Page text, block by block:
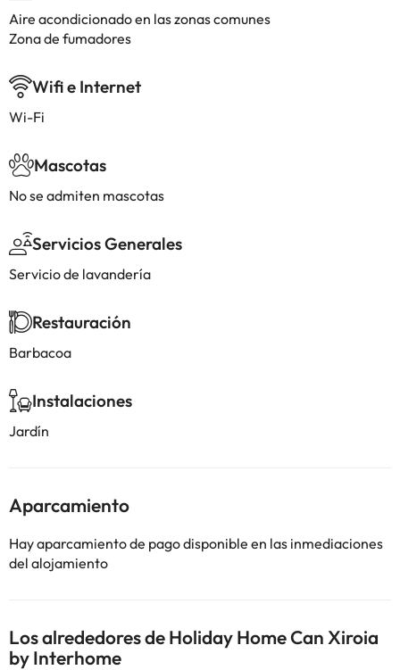
Aire acondicionado en las zonas comunes
Zona de fumadores
Wifi e Internet
Wi-Fi
Mascotas
No se admiten mascotas
Servicios Generales
Servicio de lavandería
Restauración
Barbacoa
Instalaciones
Jardín
Aparcamiento
Hay aparcamiento de pago disponible en las inmediaciones
del alojamiento
Los alrededores de Holiday Home Can Xiroia
by Interhome